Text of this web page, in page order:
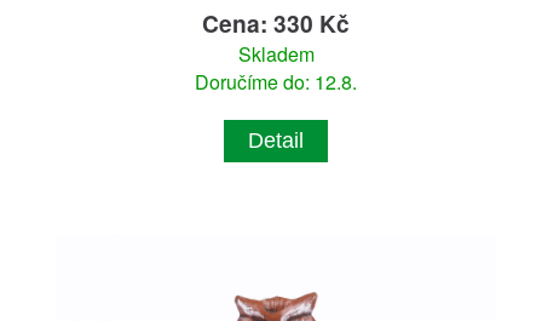
Cena: 330 Kč
Skladem
Doručíme do: 12.8.
Detail